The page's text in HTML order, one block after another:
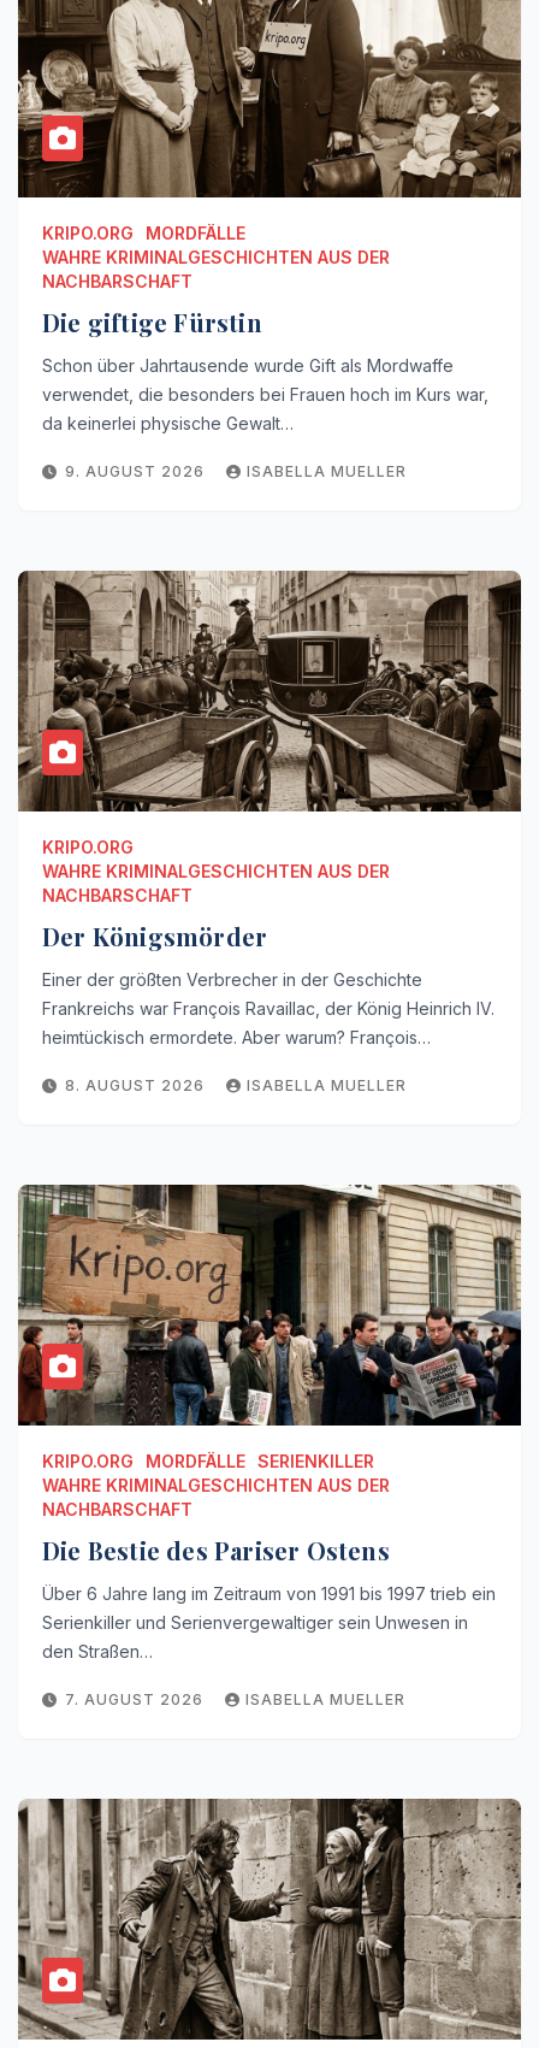
KRIPO.ORG
MORDFÄLLE
WAHRE KRIMINALGESCHICHTEN AUS DER
NACHBARSCHAFT
Die giftige Fürstin
Schon über Jahrtausende wurde Gift als Mordwaffe
verwendet, die besonders bei Frauen hoch im Kurs war,
da keinerlei physische Gewalt…
9. AUGUST 2026 ISABELLA MUELLER
KRIPO.ORG
WAHRE KRIMINALGESCHICHTEN AUS DER
NACHBARSCHAFT
Der Königsmörder
Einer der größten Verbrecher in der Geschichte
Frankreichs war François Ravaillac, der König Heinrich IV.
heimtückisch ermordete. Aber warum? François…
8. AUGUST 2026 ISABELLA MUELLER
KRIPO.ORG MORDFÄLLE SERIENKILLER
WAHRE KRIMINALGESCHICHTEN AUS DER
NACHBARSCHAFT
Die Bestie des Pariser Ostens
Über 6 Jahre lang im Zeitraum von 1991 bis 1997 trieb ein
Serienkiller und Serienvergewaltiger sein Unwesen in
den Straßen…
7. AUGUST 2026 ISABELLA MUELLER